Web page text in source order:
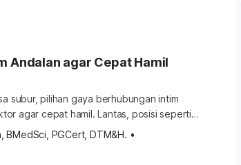
Andalan agar Cepat Hamil
subur, pilihan gaya berhubungan intim
hamil. Lantas, posisi seperti
Anda melakukannya dengan benar
informasinya. Pilihan gaya berhubungan
BMedSci, PGCert, DTM&H. •